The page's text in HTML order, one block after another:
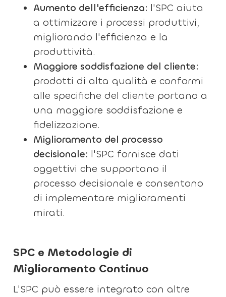
Aumento dell'efficienza: l'SPC aiuta
a ottimizzare i processi produttivi,
migliorando l'efficienza e la
produttività.
Maggiore soddisfazione del cliente:
prodotti di alta qualità e conformi
alle specifiche del cliente portano a
una maggiore soddisfazione e
fidelizzazione.
Miglioramento del processo
decisionale: l'SPC fornisce dati
oggettivi che supportano il
processo decisionale e consentono
di implementare miglioramenti
mirati.
SPC e Metodologie di
Miglioramento Continuo
L'SPC può essere integrato con altre